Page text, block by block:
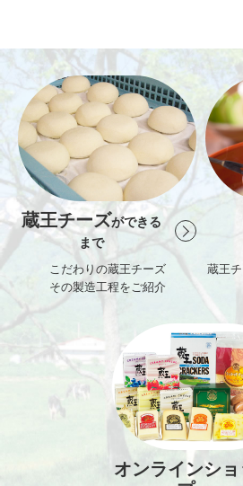
蔵王チーズができる
まで
こだわりの蔵王チーズ
その製造工程をご紹介
蔵王
オンラインショ